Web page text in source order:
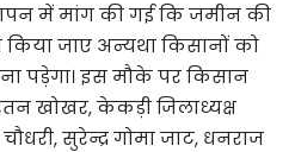
में मांग की गई कि जमीन की
किया जाए अन्यथा किसानों को
पड़ेगा। इस मौके पर किसान
खोखर, केकड़ी जिलाध्यक्ष
सुरेन्द्र गोमा जाट, धनराज